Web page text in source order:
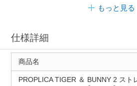
もっと見る
仕様詳細
商品名
PROPLICA TIGER ＆ BUNNY 2 スト